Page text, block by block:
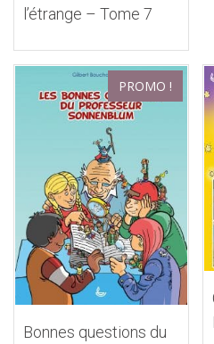
l’étrange – Tome 7
PROMO !
Bonnes questions du